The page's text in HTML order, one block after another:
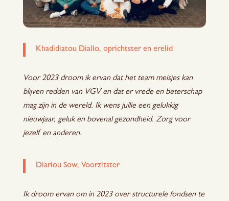
Khadidiatou Diallo, oprichtster en erelid
Voor 2023 droom ik ervan dat het team meisjes kan
blijven redden van VGV en dat er vrede en beterschap
mag zijn in de wereld. Ik wens jullie een gelukkig
nieuwjaar, geluk en bovenal gezondheid. Zorg voor
jezelf en anderen.
Diariou Sow, Voorzitster
Ik droom ervan om in 2023 over structurele fondsen te